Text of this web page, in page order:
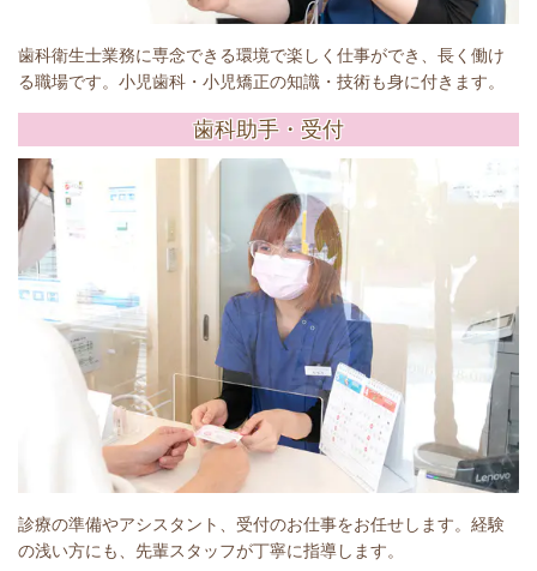
歯科衛生士業務に専念できる環境で楽しく仕事ができ、長く働け
る職場です。小児歯科・小児矯正の知識・技術も身に付きます。
歯科助手・受付
診療の準備やアシスタント、受付のお仕事をお任せします。経験
の浅い方にも、先輩スタッフが丁寧に指導します。